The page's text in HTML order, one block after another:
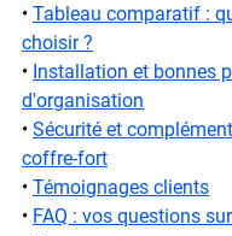
• Tableau comparatif :
choisir ?
• Installation et bonnes
d'organisation
• Sécurité et
coffre-fort
• Témoignages clients
• FAQ : vos questions